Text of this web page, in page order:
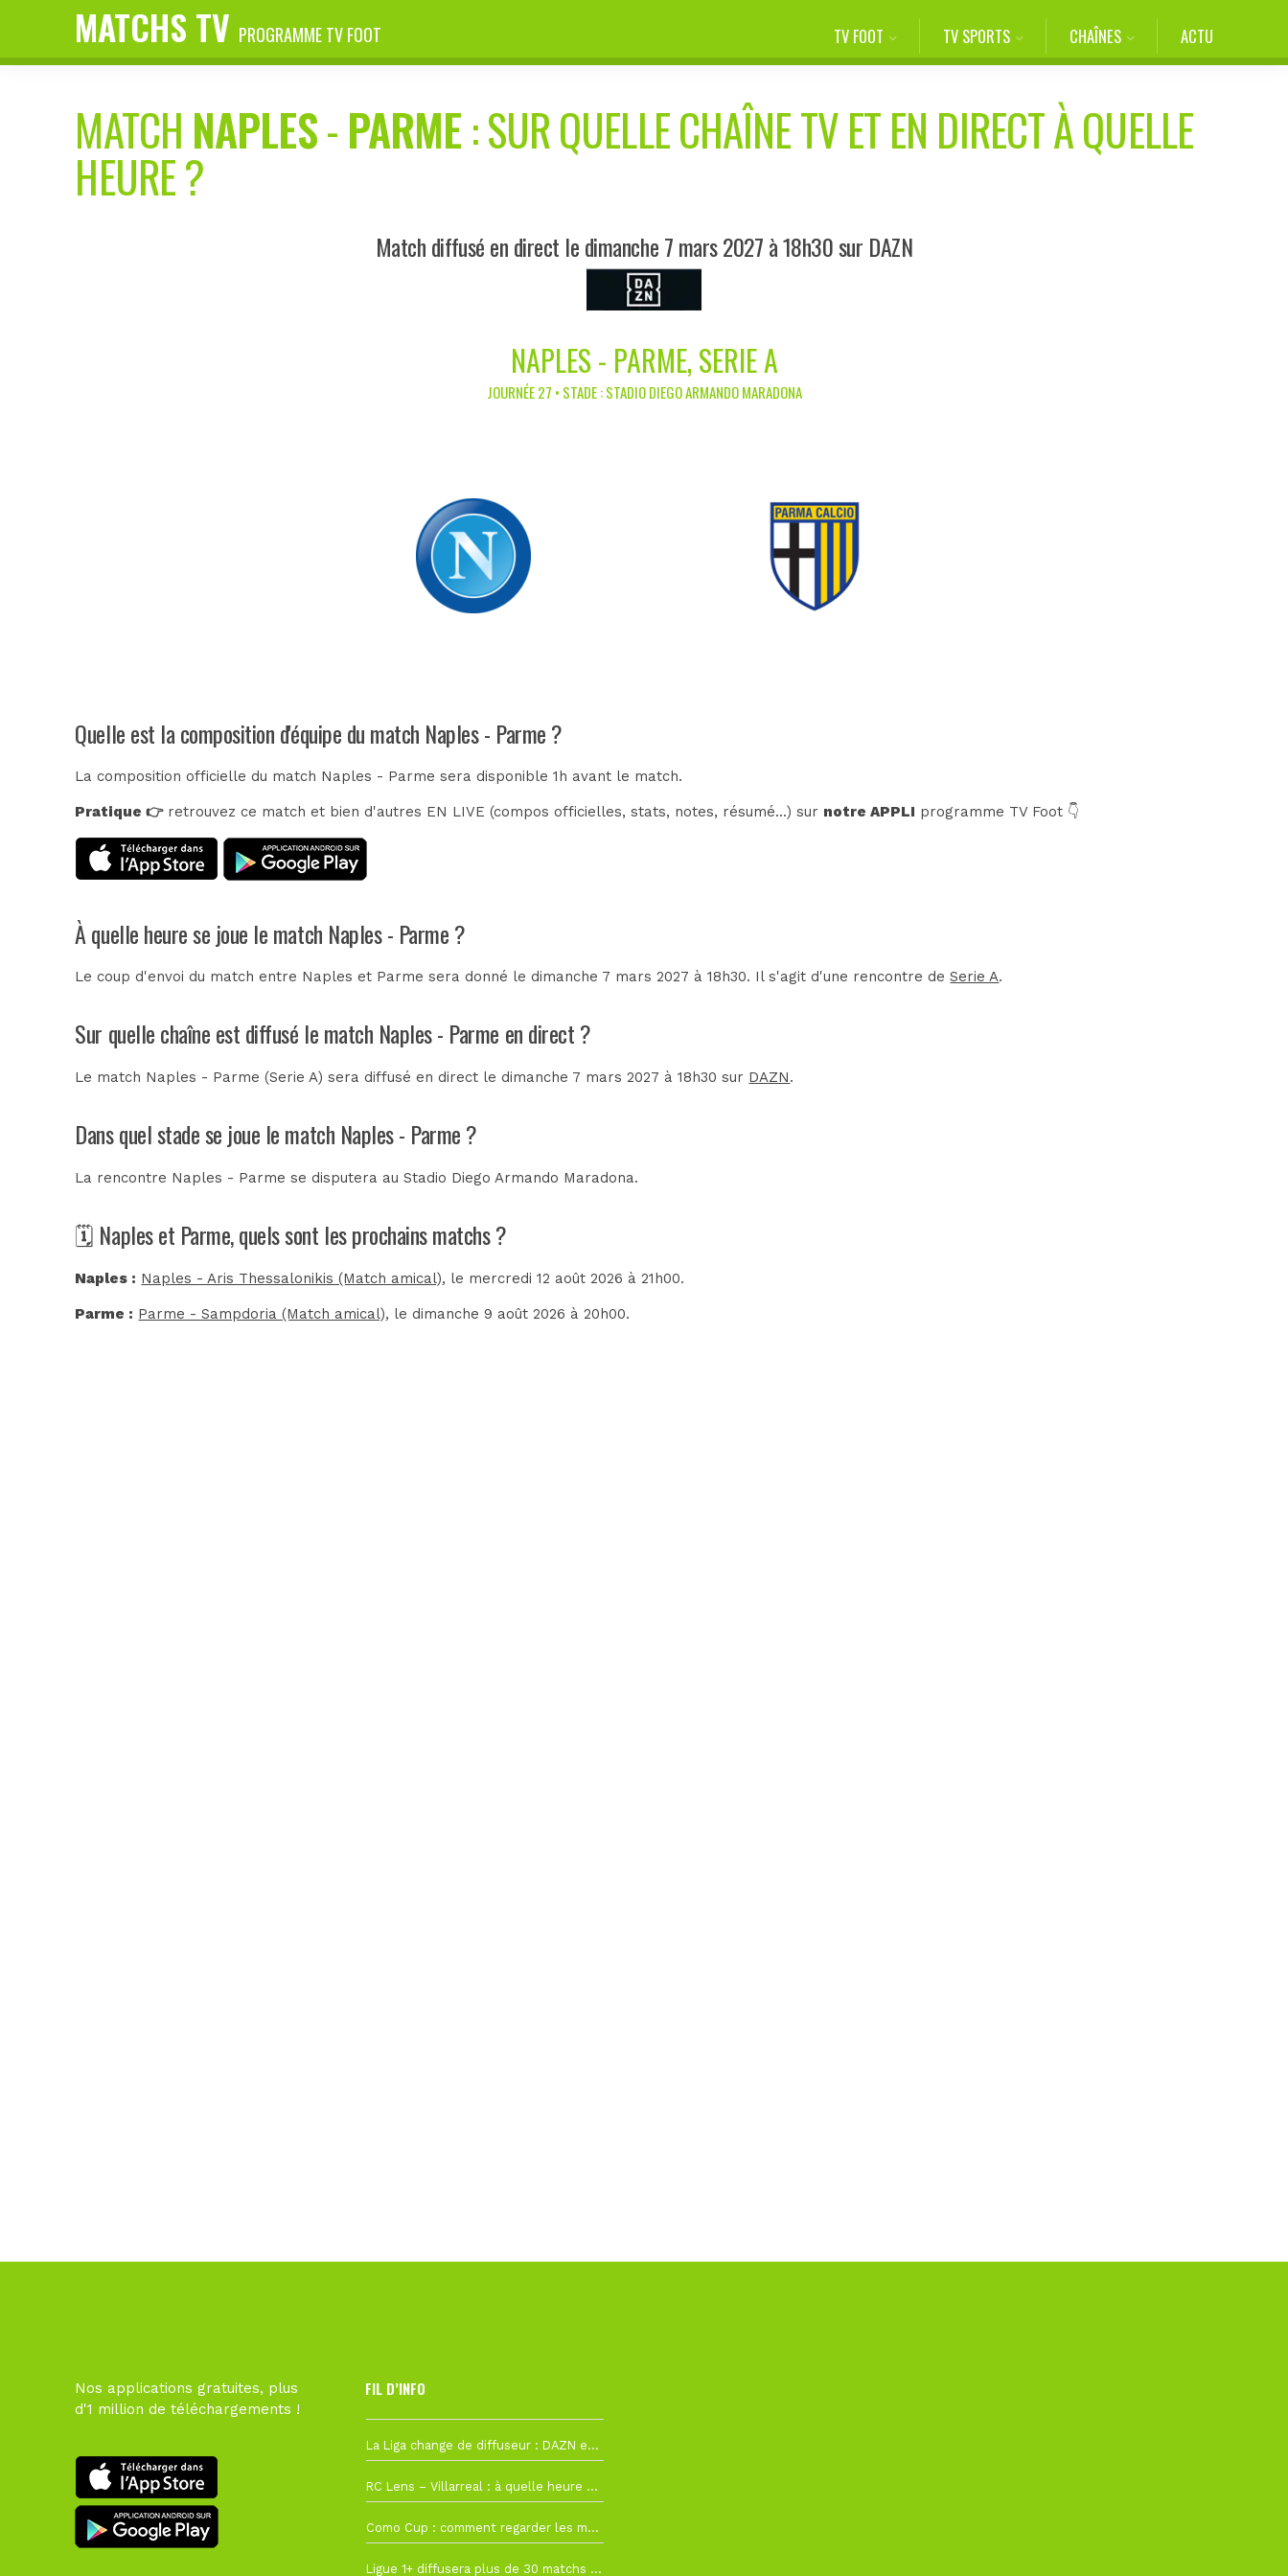
MATCHS TV PROGRAMME TV FOOT TV FOOT TV SPORTS CHAÎNES ACTU
MATCH NAPLES-PARME: SUR QUELLE CHAÎNE TV ET EN DIRECT À QUELLE
HEURE ?
Match diffusé en direct le dimanche 7 mars 2027 à 18h30 sur DAZN
NAPLES - PARME, SERIE A
JOURNÉE 27 • STADE : STADIO DIEGO ARMANDO MARADONA
Quelle est la composition d'équipe du match Naples - Parme ?
La composition officielle du match Naples - Parme sera disponible 1h avant le match.
Pratique 👉retrouvez ce match et bien d'autres EN LIVE (compos officielles, stats, notes, résumé...) sur notre APPLI programme TV Foot 👇
À quelle heure se joue le match Naples - Parme ?
Le coup d'envoi du match entre Naples et Parme sera donné le dimanche 7 mars 2027 à 18h30. Il s'agit d'une rencontre deSerie A.
Sur quelle chaîne est diffusé le match Naples - Parme en direct ?
Le match Naples - Parme (Serie A) sera diffusé en direct le dimanche 7 mars 2027 à 18h30 sur DAZN.
Dans quel stade se joue le match Naples - Parme ?
La rencontre Naples - Parme se disputera auStadio Diego Armando Maradona.
🗓️ Naples et Parme, quels sont les prochains matchs ?
Naples : Naples - Aris Thessalonikis (Match amical), le mercredi 12 août 2026 à 21h00.
Parme : Parme - Sampdoria (Match amical), le dimanche 9 août 2026 à 20h00.
Nos applications gratuites, plus
d'1 million de téléchargements !
FIL D’INFO
La Liga change de diffuseur : DAZN et Disney+ remplacent beIN Sports !
RC Lens – Villarreal : à quelle heure et sur quelle chaîne voir la finale de la Como Cup ?
Como Cup : comment regarder les matchs du RC Lens en direct ?
Ligue 1+ diffusera plus de 30 matchs amicaux avant la reprise de la Ligue 1